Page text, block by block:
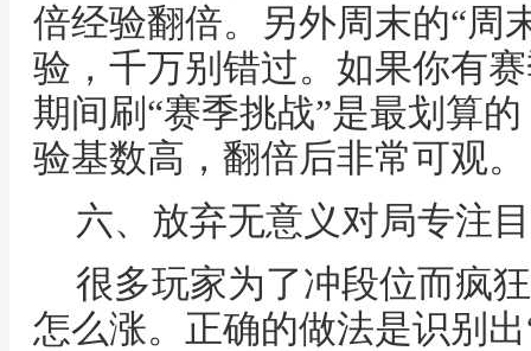
倍经验翻倍。另外周末的“周
验，千万别错过。如果你有
期间刷“赛季挑战”是最划算
验基数高，翻倍后非常可观。
六、放弃无意义对局专注
很多玩家为了冲段位而疯
怎么涨。正确的做法是识别